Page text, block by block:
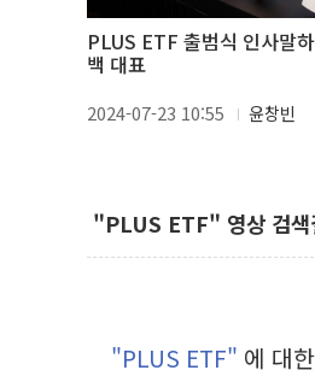
PLUS ETF 출범식 인사말
백 대표
2024-07-23 10:55 윤창빈
"PLUS ETF" 영상 검색
"PLUS ETF" 에 대